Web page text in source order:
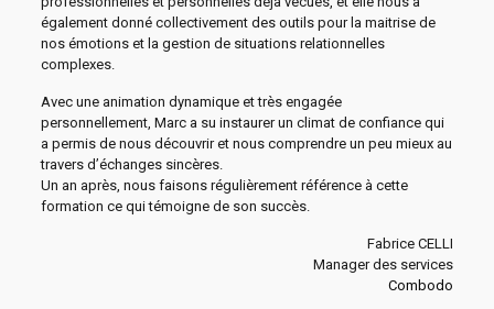
également donné collectivement des outils pour la maitrise de
nos émotions et la gestion de situations relationnelles
complexes.
Avec une animation dynamique et très engagée
personnellement, Marc a su instaurer un climat de confiance qui
a permis de nous découvrir et nous comprendre un peu mieux au
travers d’échanges sincères.
Un an après, nous faisons régulièrement référence à cette
formation ce qui témoigne de son succès.
Fabrice CELLI
Manager des services
Combodo